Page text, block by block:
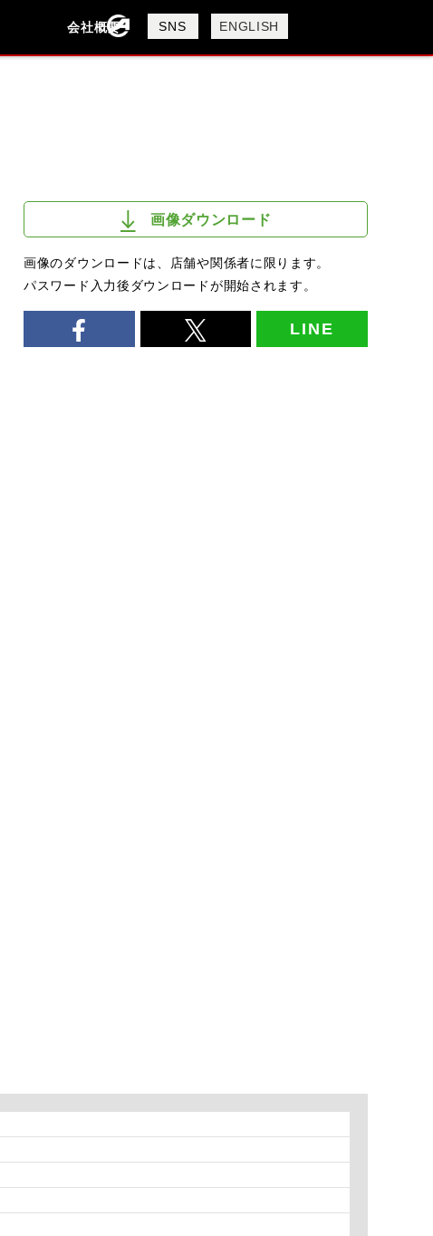
会社概要
会社概要
採用情報
SNS ENGLISH
画像ダウンロード
画像のダウンロードは、店舗や関係者に限ります。
パスワード入力後ダウンロードが開始されます。
LINE